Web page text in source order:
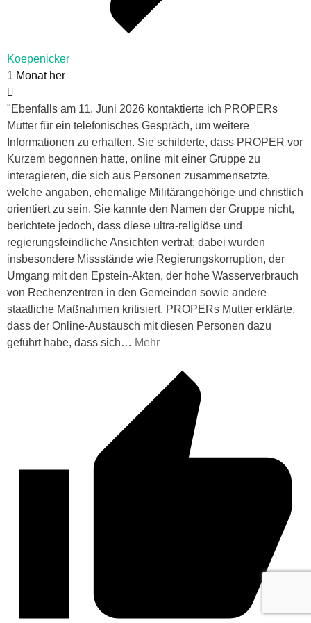
Koepenicker
1 Monat her
"Ebenfalls am 11. Juni 2026 kontaktierte ich PROPERs
Mutter für ein telefonisches Gespräch, um weitere
Informationen zu erhalten. Sie schilderte, dass PROPER vor
Kurzem begonnen hatte, online mit einer Gruppe zu
interagieren, die sich aus Personen zusammensetzte,
welche angaben, ehemalige Militärangehörige und christlich
orientiert zu sein. Sie kannte den Namen der Gruppe nicht,
berichtete jedoch, dass diese ultra-religiöse und
regierungsfeindliche Ansichten vertrat; dabei wurden
insbesondere Missstände wie Regierungskorruption, der
Umgang mit den Epstein-Akten, der hohe Wasserverbrauch
von Rechenzentren in den Gemeinden sowie andere
staatliche Maßnahmen kritisiert. PROPERs Mutter erklärte,
dass der Online-Austausch mit diesen Personen dazu
geführt habe, dass sich… Mehr